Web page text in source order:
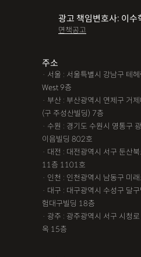
광고 책임변호사: 이수
면책공고
주소
· 서울 : 서울특별시 강남구 테
West 9층
· 부산 : 부산광역시 연제구 거
(구 주성산빌딩) 7층
· 수원 : 경기도 수원시 영통구
이음빌딩 802호
· 대전 : 대전광역시 서구 둔산
11층 1101호
· 인천 : 인천광역시 남동구 미
· 대구 : 대구광역시 수성구 달
험대구빌딩 18층
· 광주 : 광주광역시 서구 시청
옥 15층